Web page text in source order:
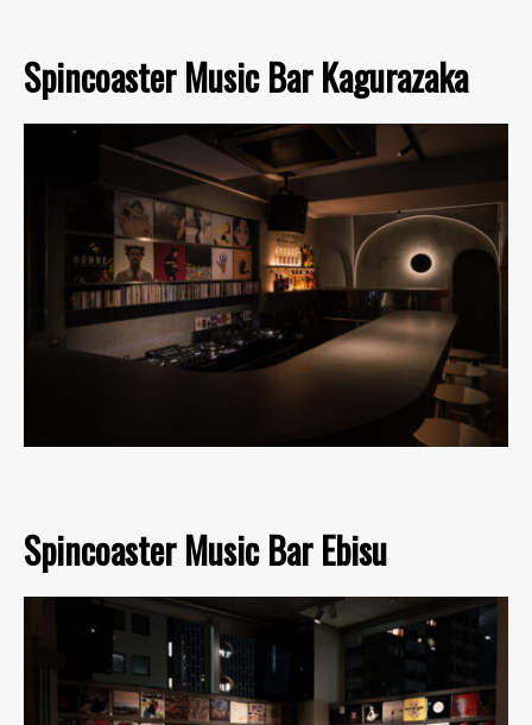
Spincoaster Music Bar Kagurazaka
Spincoaster Music Bar Ebisu